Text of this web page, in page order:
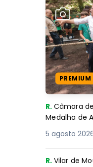
PREMIUM
R. Câmara de
Medalha de
5 agosto
R. Vilar de